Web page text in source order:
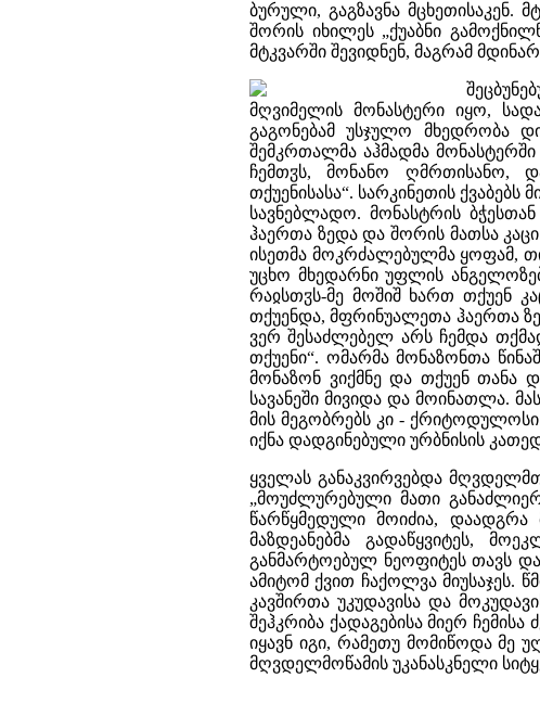
ბურული, გაგზავნა მცხეთისაკენ.
შორის იხილეს „ქუაბნი
მტკვარში შევიდნენ, მაგრამ
მღვიმელის მონასტერი იყო,
გაგონებამ უსჯულო მხედრობა
შემკრთალმა აჰმადმა
ჩემთჳს, მონანო ღმრთისანო,
თქუენისასა“. სარკინეთის
სავნებლადო. მონასტრის
ჰაერთა ზედა და შორის მათსა
ისეთმა მოკრძალებულმა ყოფამ,
უცხო მხედარნი უფლის
რაჲსთჳს-მე მოშიშ ხართ თქუენ
თქუენდა, მფრინუალეთა ჰაერთა
ვერ შესაძლებელ არს ჩემდა
თქუენი“. ომარმა მონაზონთა
მონაზონ ვიქმნე და თქუენ თანა
სავანეში მივიდა და მოინათლა.
მის მეგობრებს კი -
იქნა დადგინებული ურბნისის
ყველას განაკვირვებდა
„მოუძლურებული მათი
წარწყმედული მოიძია, დაადგრა
მაზდეანებმა გადაწყვიტეს,
განმარტოებულ ნეოფიტეს თავს
ამიტომ ქვით ჩაქოლვა მიუსაჯეს.
კავშირთა უკუდავისა და
შეჰკრიბა ქადაგებისა მიერ
იყავნ იგი, რამეთუ მომიწოდა მე
მღვდელმოწამის უკანასკნელი